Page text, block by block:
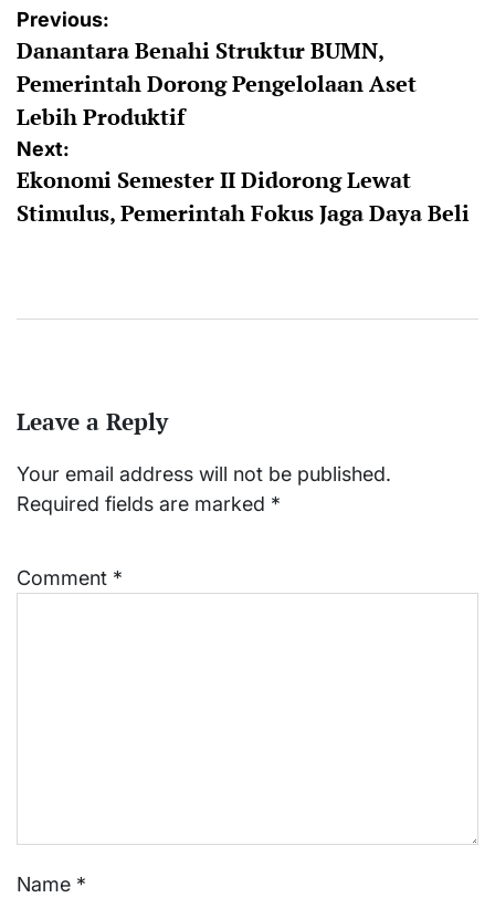
Post
navigation
Previous:
Danantara Benahi Struktur BUMN,
Pemerintah Dorong Pengelolaan Aset
Lebih Produktif
Next:
Ekonomi Semester II Didorong Lewat
Stimulus, Pemerintah Fokus Jaga Daya Beli
Leave a Reply
Your email address will not be published.
Required fields are marked *
Comment *
Name *